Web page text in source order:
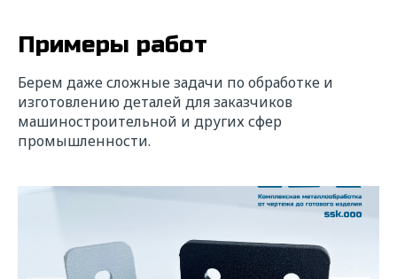
Примеры работ
Берем даже сложные задачи по обработке и
изготовлению деталей для заказчиков
машиностроительной и других сфер
промышленности.